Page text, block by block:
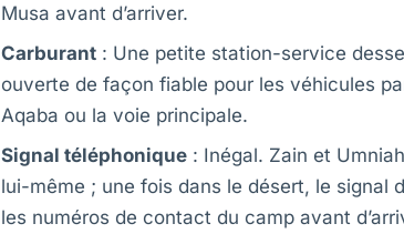
Musa avant d’arriver.
Carburant : Une petite station-service
ouverte de façon fiable pour les véhicules
Aqaba ou la voie principale.
Signal téléphonique : Inégal. Zain et
lui-même ; une fois dans le désert, le signal
les numéros de contact du camp avant